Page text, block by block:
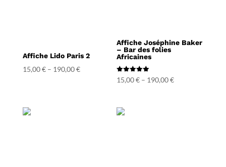
Affiche Lido Paris 2
15,00€– 190,00€
Affiche Joséphine Baker
– Bar des folies
Africaines
Note
5.00
15,00€ – 190,00€